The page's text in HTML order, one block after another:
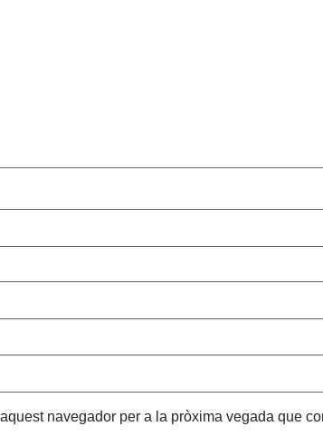
navegador per a la pròxima vegada que